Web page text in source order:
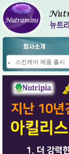
스킨케어 제품 출시